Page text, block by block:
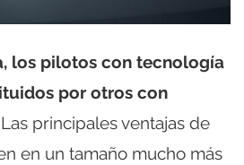
los pilotos con tecnología
por otros con
principales ventajas de
en un tamaño mucho más